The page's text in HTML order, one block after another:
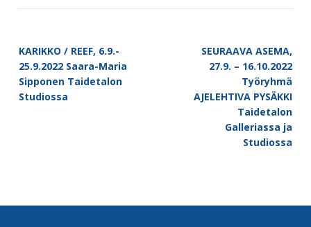
navigation
KARIKKO / REEF, 6.9.-
25.9.2022 Saara-Maria
Sipponen Taidetalon
Studiossa
SEURAAVA ASEMA,
27.9. – 16.10.2022
Työryhmä
AJELEHTIVA PYSÄKKI
Taidetalon
Galleriassa ja
Studiossa